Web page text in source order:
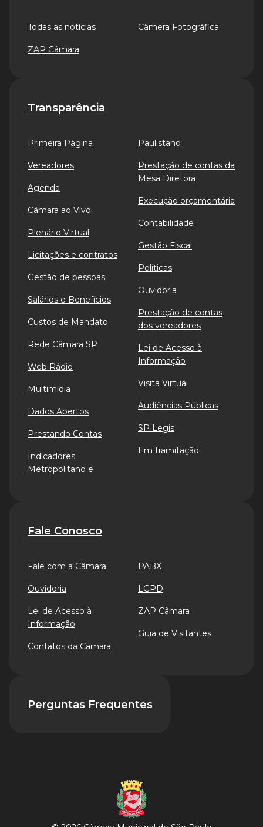
Todas as notícias
ZAP Câmara
Câmera Fotográfica
Transparência
Primeira Página
Vereadores
Agenda
Câmara ao Vivo
Plenário Virtual
Licitações e contratos
Gestão de pessoas
Salários e Benefícios
Custos de Mandato
Rede Câmara SP
Web Rádio
Multimídia
Dados Abertos
Prestando Contas
Indicadores
Metropolitano e
Paulistano
Prestação de contas da
Mesa Diretora
Execução orçamentária
Contabilidade
Gestão Fiscal
Políticas
Ouvidoria
Prestação de contas
dos vereadores
Lei de Acesso à
Informação
Visita Virtual
Audiências Públicas
SP Legis
Em tramitação
Fale Conosco
Fale com a Câmara
Ouvidoria
Lei de Acesso à
Informação
Contatos da Câmara
PABX
LGPD
ZAP Câmara
Guia de Visitantes
Perguntas Frequentes